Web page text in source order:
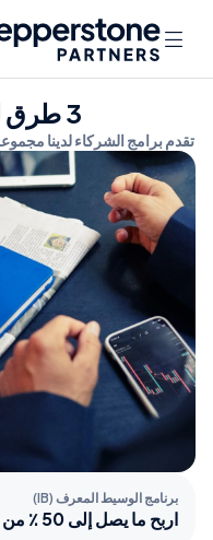
3 طرق لتحقيق الدخل
تقدم برامج الشركاء لدينا
برنامج الوسيط المعرف (IB)
اربح ما يصل إلى 50 ٪ من فروق الأسعار